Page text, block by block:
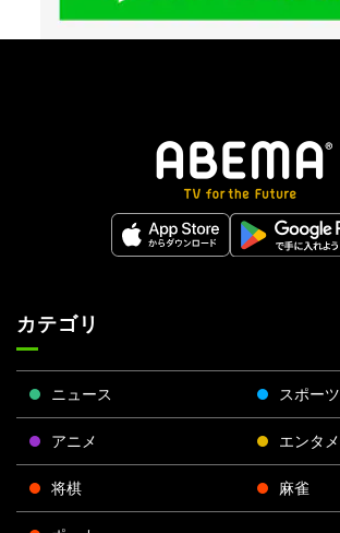
カテゴリ
ニュース スポーツ
アニメ エンタメ
将棋 麻雀